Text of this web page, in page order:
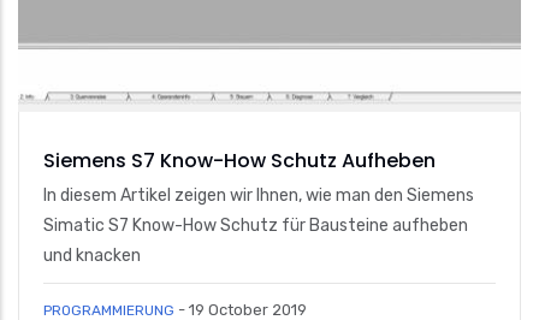
Siemens S7 Know-How Schutz Aufheben
In diesem Artikel zeigen wir Ihnen, wie man den Siemens
Simatic S7 Know-How Schutz für Bausteine aufheben
und knacken
PROGRAMMIERUNG - 19 October 2019